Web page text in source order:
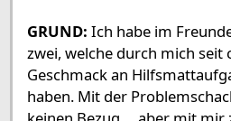
GRUND: Ich habe im
zwei, welche durch mich seit
Geschmack an
haben. Mit der